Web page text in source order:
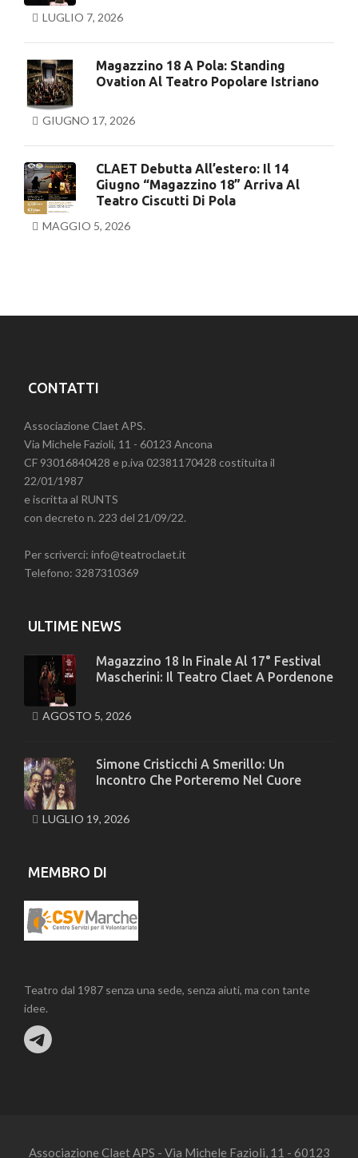
LUGLIO 7, 2026
Magazzino 18 A Pola: Standing
Ovation Al Teatro Popolare Istriano
GIUGNO 17, 2026
CLAET Debutta All’estero: Il 14
Giugno “Magazzino 18” Arriva Al
Teatro Ciscutti Di Pola
MAGGIO 5, 2026
CONTATTI
Associazione Claet APS.
Via Michele Fazioli, 11 - 60123 Ancona
CF 93016840428 e p.iva 02381170428 costituita il
22/01/1987
e iscritta al RUNTS
con decreto n. 223 del 21/09/22.
Per scriverci: info@teatroclaet.it
Telefono: 3287310369
ULTIME NEWS
Magazzino 18 In Finale Al 17° Festival
Mascherini: Il Teatro Claet A Pordenone
AGOSTO 5, 2026
Simone Cristicchi A Smerillo: Un
Incontro Che Porteremo Nel Cuore
LUGLIO 19, 2026
MEMBRO DI
Teatro dal 1987 senza una sede, senza aiuti, ma con tante
idee.
Associazione Claet APS - Via Michele Fazioli, 11 - 60123